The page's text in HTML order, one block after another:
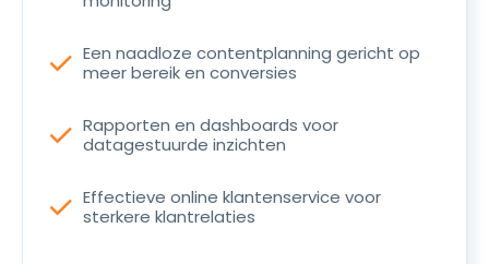
Een naadloze contentplanning gericht op
meer bereik en conversies
check
Rapporten en dashboards voor
datagestuurde inzichten
check
Effectieve online klantenservice voor
sterkere klantrelaties
check